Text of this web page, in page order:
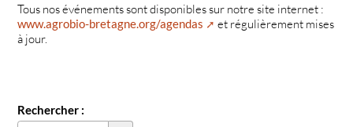
Tous nos événements sont disponibles sur notre site internet :
www.agrobio-bretagne.org/agendas
et régulièrement mises
à jour.
Rechercher :